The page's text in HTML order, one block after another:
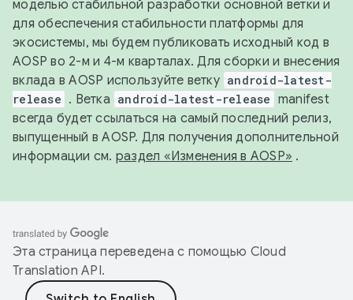
моделью стабильной разработки основной ветки и
для обеспечения стабильности платформы для
экосистемы, мы будем публиковать исходный код в
AOSP во 2-м и 4-м кварталах. Для сборки и внесения
вклада в AOSP используйте ветку android-latest-
release . Ветка android-latest-release manifest
всегда будет ссылаться на самый последний релиз,
выпущенный в AOSP. Для получения дополнительной
информации см. раздел «Изменения в AOSP» .
Эта страница переведена с помощью Cloud
Translation API.